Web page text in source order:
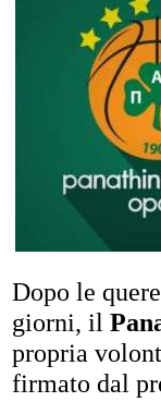
Dopo le
giorni, il
propria
firmato dal